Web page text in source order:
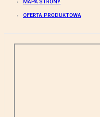
MAPA STRONY
OFERTA PRODUKTOWA